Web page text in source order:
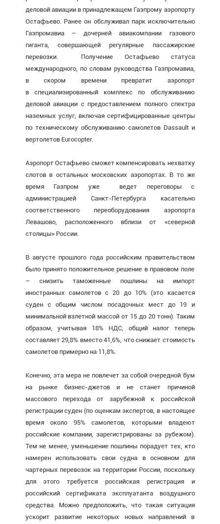
деловой авиации в принадлежащем Газпрому аэропорту
Остафьево. Ранее он обслуживал парк исключительно
Газпромавиа – дочерней авиакомпании газового
гиганта, совершающей регулярные пассажирские
перевозки. Получение Остафьево статуса
международного, по словам руководства Газпромавиа,
в скором времени превратит аэропорт
в специализированный комплекс по обслуживанию
деловой авиации с предоставлением полного спектра
наземных услуг, включая сертифицированные центры
по техническому обслуживанию самолетов Dassault и
вертолетов Eurocopter.
Аэропорт Остафьево сможет компенсировать нехватку
слотов в остальных московских аэропортах. В то же
время Газпром уже ведет переговоры с
администрацией Санкт-Петербурга касательно
соответственного переоборудования аэропорта
Левашово, расположенного вблизи от «северной
столицы» России.
В августе прошлого года российским правительством
было принято положительное решение в правовом поле
­– снизить таможенные пошлины на импорт
иностранных самолетов с 20 до 10% (это касается
суден с общим числом посадочных мест до 19 и
минимальной взлетной массой от 15 до 20 тонн). Таким
образом, учитывая 18% НДС, общий налог теперь
составляет 29,8% вместо 41,6%, что снижает стоимость
самолетов примерно на 11,8%.
Конечно, эта мера не повлечет за собой очередной бум
на рынке бизнес-джетов и не станет причиной
массового перехода от зарубежной к российской
регистрации суден (по оценкам экспертов, в настоящее
время около 95% самолетов, которыми владеют
российские компании, зарегистрированы за рубежом).
Тем не менее, уменьшение пошлины порадует тех, кто
намерен использовать свои судна в основном для
чартерных перевозок на территории России, поскольку
для этого требуется российская регистрация и
российский сертификата эксплуатанта воздушного
средства. Можно предположить, что такая ситуация
ускорит развитие некоторых новых направлений в